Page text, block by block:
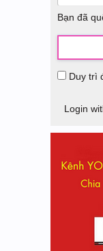
Bạn đã
Duy trì
Login